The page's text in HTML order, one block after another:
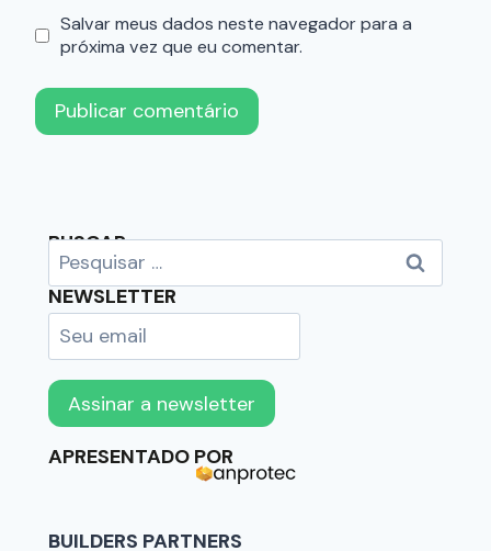
Salvar meus dados neste navegador para a
próxima vez que eu comentar.
BUSCAR
NEWSLETTER
APRESENTADO POR
BUILDERS PARTNERS